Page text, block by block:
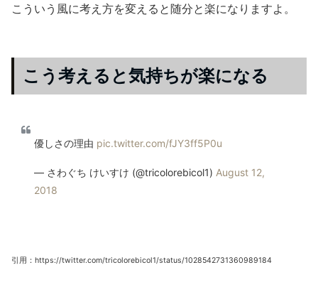
こういう風に考え方を変えると随分と楽になりますよ。
こう考えると気持ちが楽になる
優しさの理由 pic.twitter.com/fJY3ff5P0u
— さわぐち けいすけ (@tricolorebicol1) August 12,
2018
引用：https://twitter.com/tricolorebicol1/status/1028542731360989184